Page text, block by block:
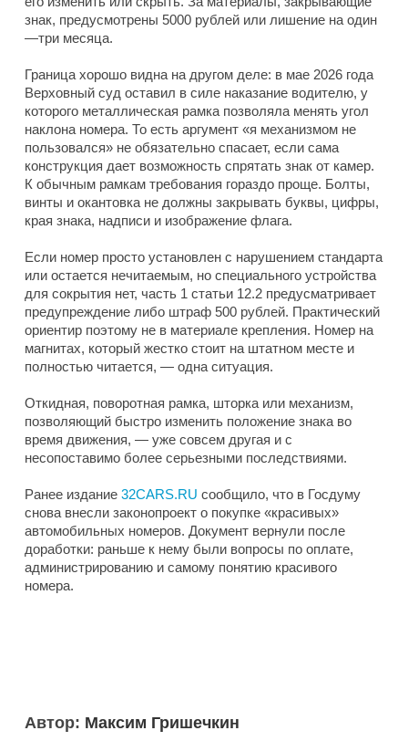
знак, предусмотрены 5000 рублей или лишение на один
—три месяца.
Граница хорошо видна на другом деле: в мае 2026 года
Верховный суд оставил в силе наказание водителю, у
которого металлическая рамка позволяла менять угол
наклона номера. То есть аргумент «я механизмом не
пользовался» не обязательно спасает, если сама
конструкция дает возможность спрятать знак от камер.
К обычным рамкам требования гораздо проще. Болты,
винты и окантовка не должны закрывать буквы, цифры,
края знака, надписи и изображение флага.
Если номер просто установлен с нарушением стандарта
или остается нечитаемым, но специального устройства
для сокрытия нет, часть 1 статьи 12.2 предусматривает
предупреждение либо штраф 500 рублей. Практический
ориентир поэтому не в материале крепления. Номер на
магнитах, который жестко стоит на штатном месте и
полностью читается, — одна ситуация.
Откидная, поворотная рамка, шторка или механизм,
позволяющий быстро изменить положение знака во
время движения, — уже совсем другая и с
несопоставимо более серьезными последствиями.
Ранее издание 32CARS.RU сообщило, что в Госдуму
снова внесли законопроект о покупке «красивых»
автомобильных номеров. Документ вернули после
доработки: раньше к нему были вопросы по оплате,
администрированию и самому понятию красивого
номера.
Автор: Максим Гришечкин